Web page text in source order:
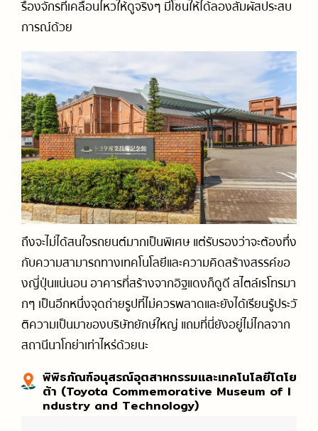
รื่องจักรที่เคลื่อนไหวให้ดูจริงๆ มีโซนให้ได้ลองสัมผัสประสบ
การณ์ด้วย
ถึงจะไม่ได้สนใจรถยนต์มากเป็นพิเศษ แต่รับรองว่าจะต้องทึ่ง
กับความสามารถทางเทคโนโลยีและความคิดสร้างสรรค์ขอ
งญี่ปุ่นแน่นอน อาคารที่สร้างจากอิฐแดงก็ดูดี สไตล์เรโทรมา
กๆ เป็นอีกหนึ่งจุดถ่ายรูปที่ไม่ควรพลาดและยังได้เรียนรู้ประวั
ติความเป็นมาของบริษัทยักษ์ใหญ่ แถมที่นี่ยังอยู่ไม่ไกลจาก
สถานีนาโกย่าเท่าไหร่ด้วยนะ
พิพิธภัณฑ์อนุสรณ์อุตสาหกรรมและเทคโนโลยีโตโย
ต้า (Toyota Commemorative Museum of I
ndustry and Technology)